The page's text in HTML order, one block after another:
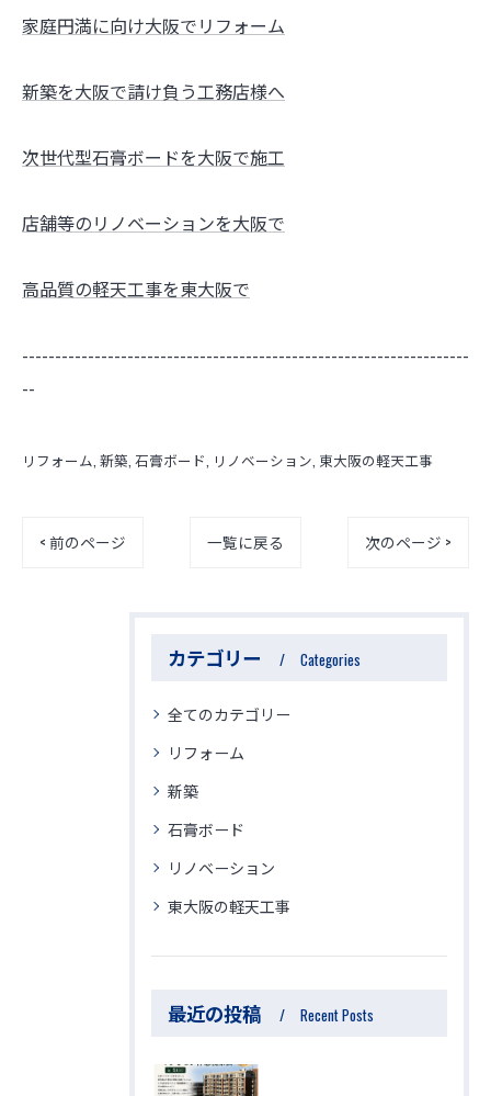
家庭円満に向け大阪でリフォーム
新築を大阪で請け負う工務店様へ
次世代型石膏ボードを大阪で施工
店舗等のリノベーションを大阪で
高品質の軽天工事を東大阪で
--------------------------------------------------------------------
--
リフォーム 新築 石膏ボード リノベーション 東大阪の軽天工事
< 前のページ 一覧に戻る 次のページ >
カテゴリー Categories
全てのカテゴリー
リフォーム
新築
石膏ボード
リノベーション
東大阪の軽天工事
最近の投稿 Recent Posts